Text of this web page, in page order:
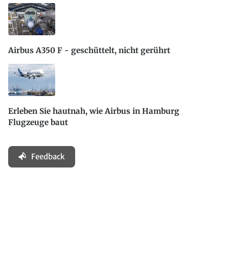
Airbus A350 F - geschüttelt, nicht gerührt
Erleben Sie hautnah, wie Airbus in Hamburg
Flugzeuge baut
Feedback